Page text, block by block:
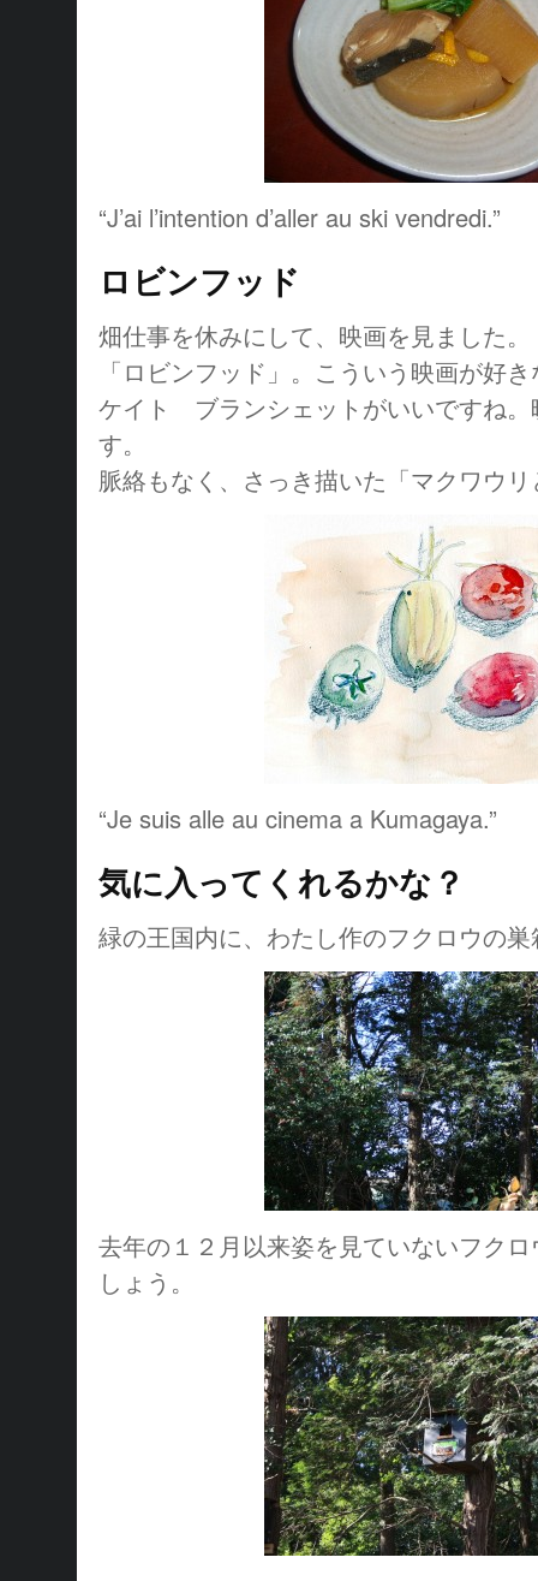
“J’ai l’intention d’aller au ski vendredi.”
ロビンフッド
畑仕事を休みにして、映画を見ました。
「ロビンフッド」。こういう映画が好
ケイト ブランシェットがいいですね。
す。
脈絡もなく、さっき描いた「マクワウ
“Je suis alle au cinema a Kumagaya.”
気に入ってくれるかな？
緑の王国内に、わたし作のフクロウの
去年の１２月以来姿を見ていないフク
しょう。